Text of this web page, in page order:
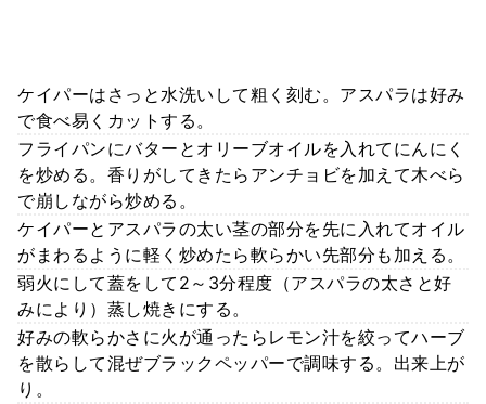
ケイパーはさっと水洗いして粗く刻む。アスパラは好み
で食べ易くカットする。
フライパンにバターとオリーブオイルを入れてにんにく
を炒める。香りがしてきたらアンチョビを加えて木べら
で崩しながら炒める。
ケイパーとアスパラの太い茎の部分を先に入れてオイル
がまわるように軽く炒めたら軟らかい先部分も加える。
弱火にして蓋をして2～3分程度（アスパラの太さと好
みにより）蒸し焼きにする。
好みの軟らかさに火が通ったらレモン汁を絞ってハーブ
を散らして混ぜブラックペッパーで調味する。出来上が
り。